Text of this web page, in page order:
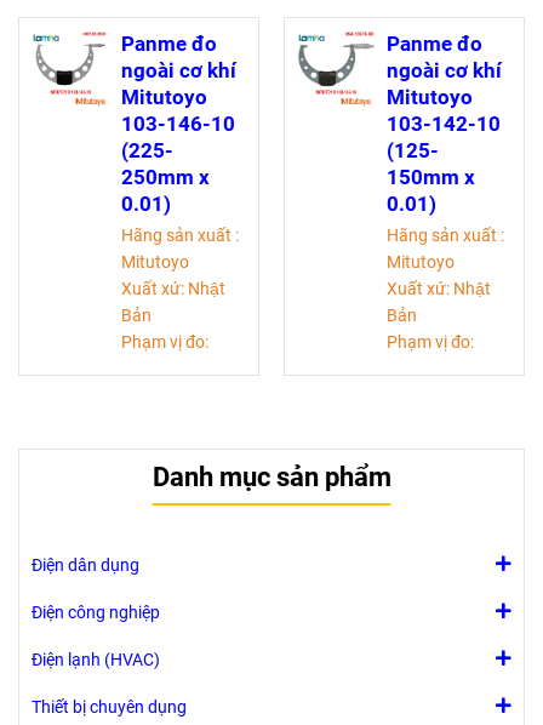
Độ chia:0,01mm
Độ chính
xác: ±7 micromet
Độ chia:0,01mm
Độ chính
xác: ±6 micromet
Panme đo
ngoài cơ khí
Mitutoyo
103-146-10
(225-
250mm x
0.01)
Hãng sản xuất :
Mitutoyo
Xuất xứ: Nhật
Bản
Phạm vị đo:
xác: ±5 micromet
Panme đo
ngoài cơ khí
Mitutoyo
103-142-10
(125-
150mm x
0.01)
Hãng sản xuất :
Mitutoyo
Xuất xứ: Nhật
Bản
Phạm vị đo:
xác: ±3 micromet
Danh mục sản phẩm
Điện dân dụng
Điện công nghiệp
Điện lạnh (HVAC)
Thiết bị chuyên dụng